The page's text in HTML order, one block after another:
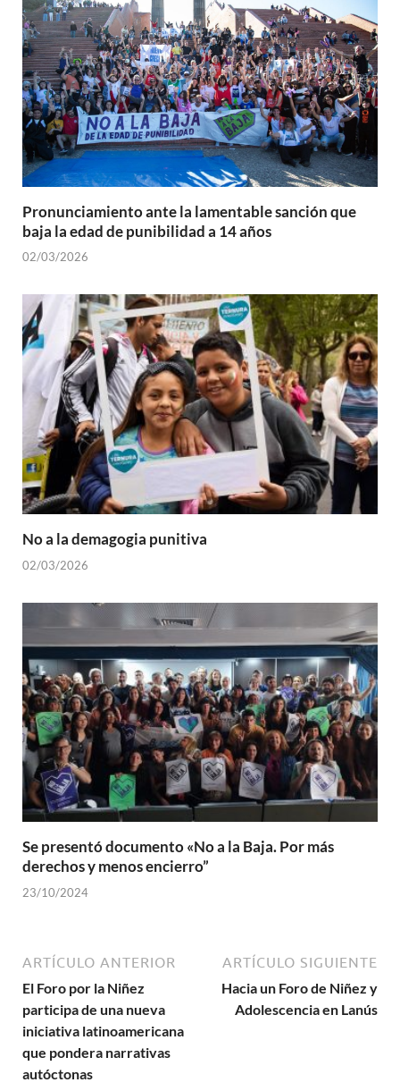
Pronunciamiento ante la lamentable sanción que
baja la edad de punibilidad a 14 años
02/03/2026
No a la demagogia punitiva
02/03/2026
Se presentó documento «No a la Baja. Por más
derechos y menos encierro”
23/10/2024
ARTÍCULO ANTERIOR
El Foro por la Niñez
participa de una nueva
iniciativa latinoamericana
que pondera narrativas
autóctonas
ARTÍCULO SIGUIENTE
Hacia un Foro de Niñez y
Adolescencia en Lanús